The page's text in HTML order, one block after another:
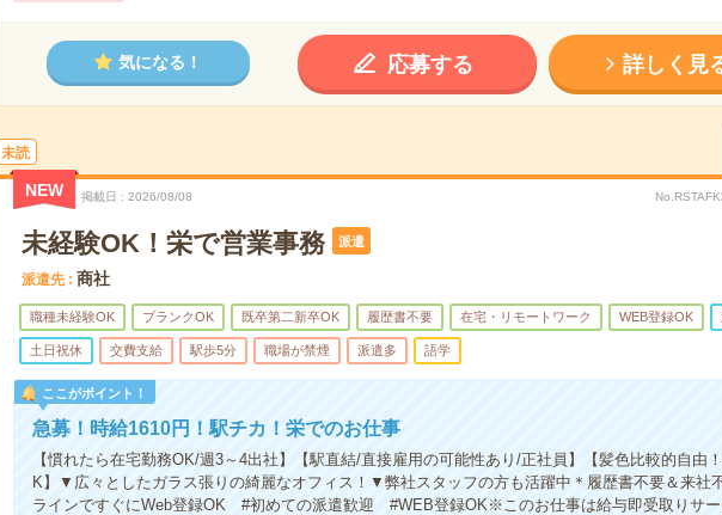
気になる！ 応募する 詳しく見
未読
NEW 掲載日 2026/08/08
未経験OK！栄で営業事務 派遣
派遣先 商社
職種未経験OK ブランクOK 既卒第二新卒OK 履歴書不要 在宅・リモートワーク WEB登録OK
土日祝休 交費支給 駅歩5分 職場が禁煙 派遣多 語学
ここがポイント！
急募！時給1610円！駅チカ！栄でのお仕事
【慣れたら在宅勤務OK/週3～4出社】【駅直結/直接雇用の可能性あり/正社員】【髪色比較的自由
K】▼広々としたガラス張りの綺麗なオフィス！▼弊社スタッフの方も活躍中＊履歴書不要＆来社
ラインですぐにWeb登録OK #初めての派遣歓迎 #WEB登録OK※このお仕事は給与即受取りサー